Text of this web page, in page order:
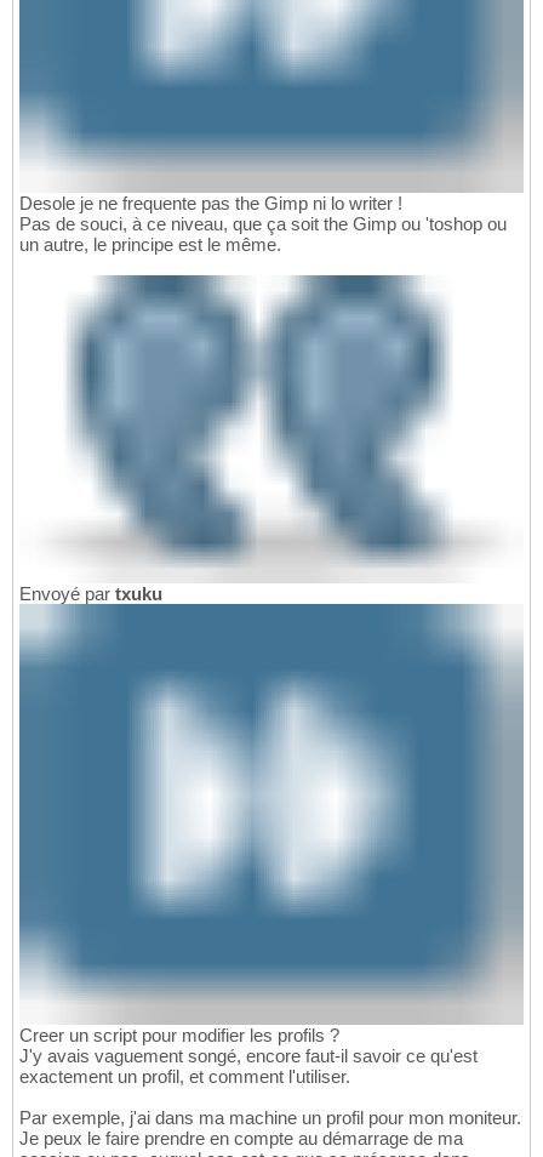
Desole je ne frequente pas the Gimp ni lo writer !
Pas de souci, à ce niveau, que ça soit the Gimp ou 'toshop ou
un autre, le principe est le même.
Envoyé par txuku
Creer un script pour modifier les profils ?
J'y avais vaguement songé, encore faut-il savoir ce qu'est
exactement un profil, et comment l'utiliser.
Par exemple, j'ai dans ma machine un profil pour mon moniteur.
Je peux le faire prendre en compte au démarrage de ma